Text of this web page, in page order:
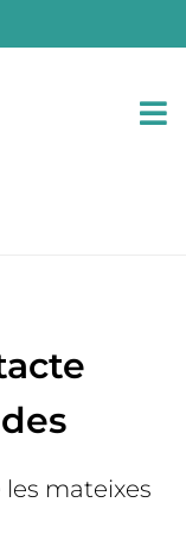
mateixes